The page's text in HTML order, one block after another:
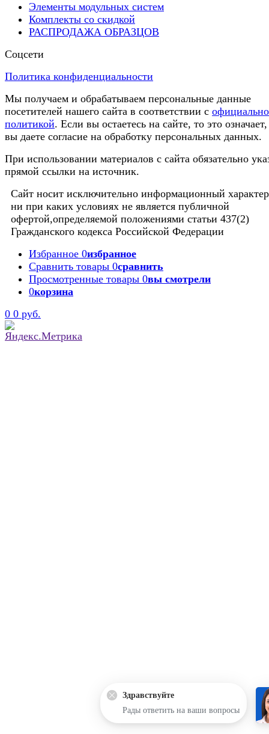
Элементы модульных систем
Комплекты со скидкой
РАСПРОДАЖА ОБРАЗЦОВ
Соцсети
Политика конфиденциальности
Мы получаем и обрабатываем персональные данные
посетителей нашего сайта в соответствии с
политикой. Если вы остаетесь на сайте, то это
вы даете согласие на обработку персональных данных.
При использовании материалов с сайта обязательно
прямой ссылки на источник.
Сайт носит исключительно информационный
ни при каких условиях не является публичной
офертой,определяемой положениями статьи 437(2)
Гражданского кодекса Российской Федерации
Избранное 0избранное
Сравнить товары 0сравнить
Просмотренные товары 0вы смотрели
0корзина
0 0 руб.
Здравствуйте
Рады ответить на ваши вопросы